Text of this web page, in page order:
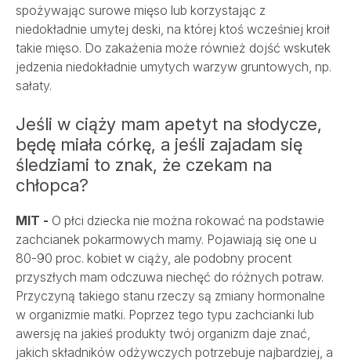
spożywając surowe mięso lub korzystając z
niedokładnie umytej deski, na której ktoś wcześniej kroił
takie mięso. Do zakażenia może również dojść wskutek
jedzenia niedokładnie umytych warzyw gruntowych, np.
sałaty.
Jeśli w ciąży mam apetyt na słodycze,
będę miała córkę, a jeśli zajadam się
śledziami to znak, że czekam na
chłopca?
MIT - O płci dziecka nie można rokować na podstawie
zachcianek pokarmowych mamy. Pojawiają się one u
80-90 proc. kobiet w ciąży, ale podobny procent
przyszłych mam odczuwa niechęć do różnych potraw.
Przyczyną takiego stanu rzeczy są zmiany hormonalne
w organizmie matki. Poprzez tego typu zachcianki lub
awersję na jakieś produkty twój organizm daje znać,
jakich składników odżywczych potrzebuje najbardziej, a